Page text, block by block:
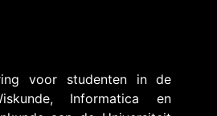
voor studenten in de
Informatica en